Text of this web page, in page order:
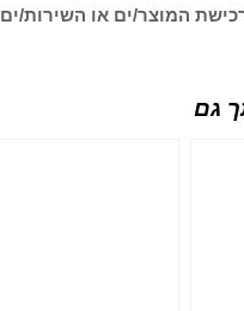
המוצר/ים או השירות/ים
גם